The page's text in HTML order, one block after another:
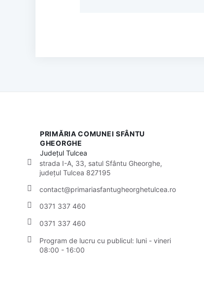
PRIMĂRIA COMUNEI SFÂNTU
GHEORGHE
JudețulTulcea
strada I-A, 33, satul Sfântu Gheorghe,
județul Tulcea 827195
contact@primariasfantugheorghetulcea.ro
0371 337 460
0371 337 460
Program de lucru cu publicul: luni - vineri
08:00 - 16:00